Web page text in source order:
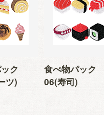
ク
ツ)
食べ物パック
06(寿司)